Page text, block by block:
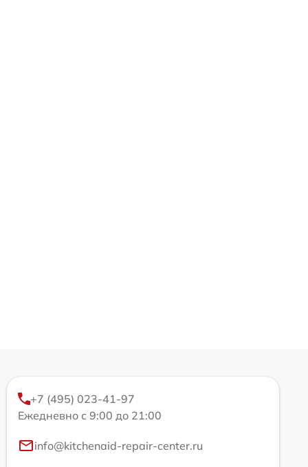
+7 (495) 023-41-97
Ежедневно с 9:00 до 21:00
info@kitchenaid-repair-center.ru